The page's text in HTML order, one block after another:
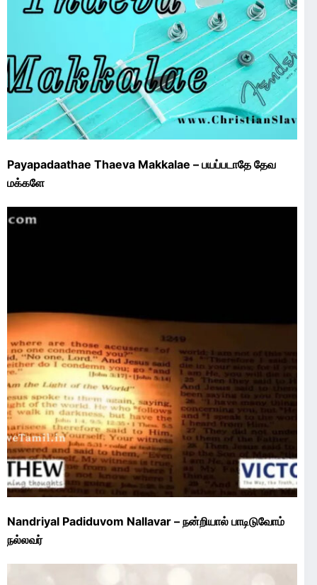
Payapadaathae Thaeva Makkalae – பயப்படாதே தேவ
மக்களே
Nandriyal Padiduvom Nallavar – நன்றியால் பாடிடுவோம்
நல்லவர்